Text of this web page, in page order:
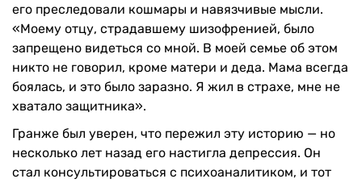
его преследовали кошмары и навязчивые мысли.
«Моему отцу, страдавшему шизофренией, было
запрещено видеться со мной. В моей семье об этом
никто не говорил, кроме матери и деда. Мама всегда
боялась, и это было заразно. Я жил в страхе, мне не
хватало защитника».
Гранже был уверен, что пережил эту историю — но
несколько лет назад его настигла депрессия. Он
стал консультироваться с психоаналитиком, и тот